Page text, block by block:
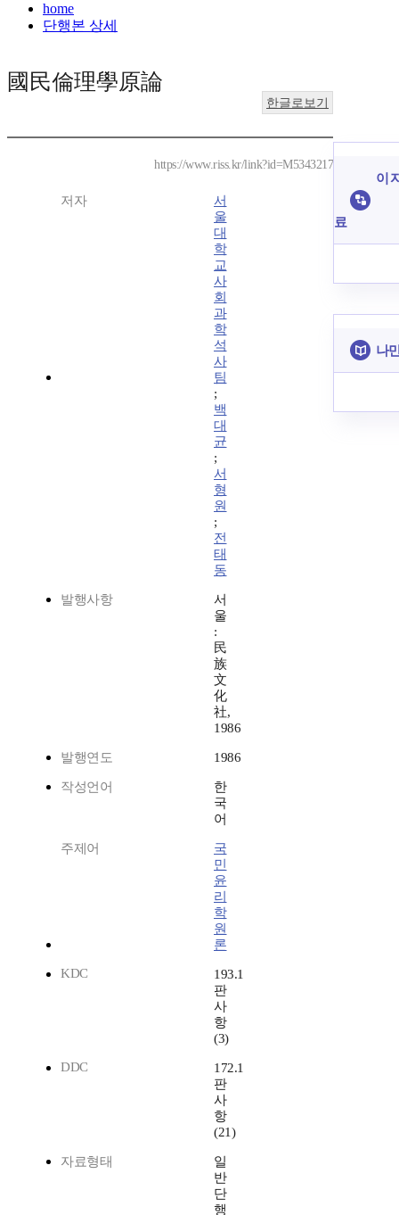
home
단행본 상세
國民倫理學原論
한글로보기
https://www.riss.kr/link?id=M5343217
저자
서
울
대
학
교
사
회
과
학
석
사
팀
;
백
대
균
;
서
형
원
;
전
태
동
발행사항
서
울
:
民
族
文
化
社,
1986
발행연도 1986
작성언어
한
국
어
주제어
국
민
윤
리
학
원
론
KDC
193.1
판
사
항
(3)
DDC
172.1
판
사
항
(21)
자료형태
일
반
단
행
이
료
나